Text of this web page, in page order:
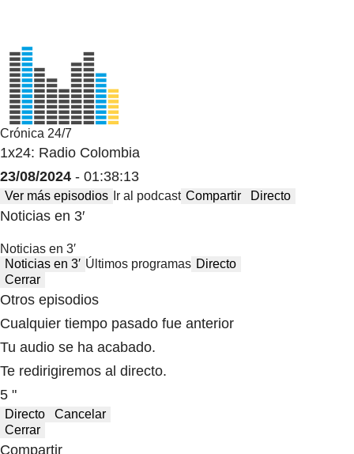
Crónica 24/7
1x24: Radio Colombia
23/08/2024 - 01:38:13
Ver más episodios Ir al podcast Compartir Directo
Noticias en 3′
Noticias en 3′
Noticias en 3′ Últimos programas Directo
Cerrar
Otros episodios
Cualquier tiempo pasado fue anterior
Tu audio se ha acabado.
Te redirigiremos al directo.
5 "
Directo
Cancelar
Cerrar
Compartir